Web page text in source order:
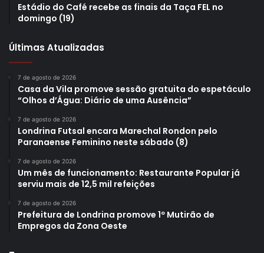
Graduado em Administração pela UEL e em Gestão de
de Londrina. Tem pós-graduação em Gerenciamento de
Projetos (ISAE/FGV) e Direito Empresarial (PUC-PR), além
de formações no Executive Program da Startse e o curso
de Liderança Transformadora pela Fundação Dom Cabral.
No Sebrae Paraná, foi consultor durante 17 anos na
instituição, sendo 7 como Gerente da Regional Norte. Foi
conselheiro no Sicoob Ouro Verde, Estação 43, Instituto
inovação na empresa Pado. A indicação para diretor-
presidente da CMTU ainda precisa passar pela análise do
Conselho de Administração da companhia.
Estádio do Café recebe as finais da Taça FEL no
domingo (19)
Últimas Atualizadas
7 de agosto de 2026
Casa da Vila promove sessão gratuita do espetáculo
“Olhos d’Água: Diário de uma Ausência”
7 de agosto de 2026
Londrina Futsal encara Marechal Rondon pelo
Paranaense Feminino neste sábado (8)
7 de agosto de 2026
Um mês de funcionamento: Restaurante Popular já
serviu mais de 12,5 mil refeições
7 de agosto de 2026
Prefeitura de Londrina promove 1º Mutirão de
Empregos da Zona Oeste